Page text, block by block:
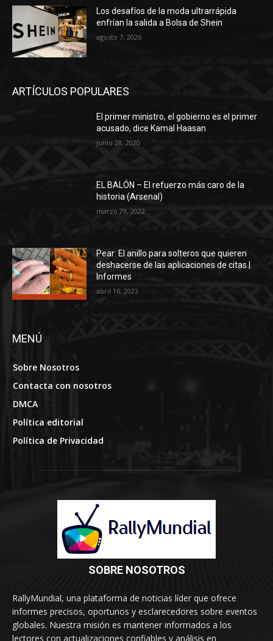
Los desafíos de la moda ultrarrápida
enfrían la salida a Bolsa de Shein
agosto 7, 2026
ARTÍCULOS POPULARES
El primer ministro, el gobierno es el primer
acusado, dice Kamal Haasan
junio 28, 2020
EL BALÓN – El refuerzo más caro de la
historia (Arsenal)
marzo 29, 2022
Pear: El anillo para solteros que quieren
deshacerse de las aplicaciones de citas |
Informes
abril 16, 2023
MENÚ
Sobre Nosotros
Contacta con nosotros
DMCA
Política editorial
Política de Privacidad
SOBRE NOSOTROS
RallyMundial, una plataforma de noticias líder que ofrece
informes precisos, oportunos y esclarecedores sobre eventos
globales. Nuestra misión es mantener informados a los
lectores con actualizaciones confiables y análisis en